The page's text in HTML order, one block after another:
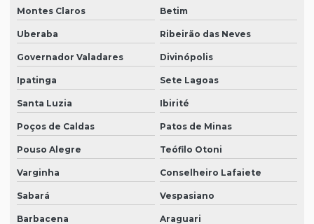
Montes Claros Betim
Uberaba Ribeirão das Neves
Governador Valadares Divinópolis
Ipatinga Sete Lagoas
Santa Luzia Ibirité
Poços de Caldas Patos de Minas
Pouso Alegre Teófilo Otoni
Varginha Conselheiro Lafaiete
Sabará Vespasiano
Barbacena Araguari